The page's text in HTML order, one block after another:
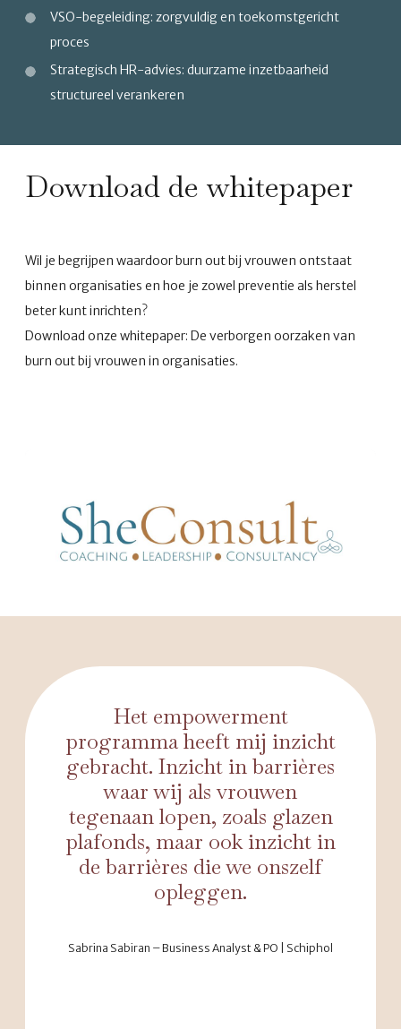
VSO-begeleiding: zorgvuldig en toekomstgericht
proces
Strategisch HR-advies: duurzame inzetbaarheid
structureel verankeren
Download de whitepaper
Wil je begrijpen waardoor burn out bij vrouwen ontstaat
binnen organisaties en hoe je zowel preventie als herstel
beter kunt inrichten?
Download onze whitepaper: De verborgen oorzaken van
burn out bij vrouwen in organisaties.
Het empowerment
programma heeft mij inzicht
gebracht. Inzicht in barrières
waar wij als vrouwen
tegenaan lopen, zoals glazen
plafonds, maar ook inzicht in
de barrières die we onszelf
opleggen.
Sabrina Sabiran – Business Analyst & PO | Schiphol